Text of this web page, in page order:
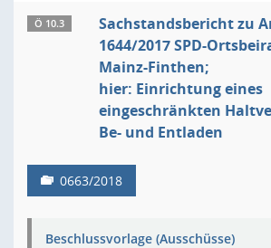
Ö 10.3
Sachstandsbericht zu
1644/2017 SPD-
Mainz-Finthen;
hier: Einrichtung eines
eingeschränkten
Be- und Entladen
0663/2018
Beschlussvorlage (Ausschüsse)